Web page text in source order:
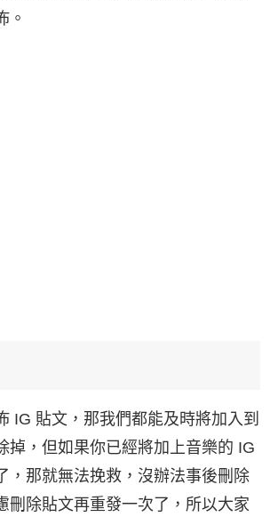
。
IG 貼文，那我們都能及時將加入到
掉，但如果你已經將加上音樂的 IG
，那就無法挽救，沒辦法事後刪除
刪除貼文再重發一次了，所以大家